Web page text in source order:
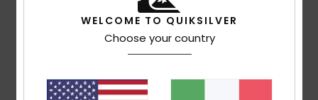
tereftalato (PET) riciclato
WELCOME TO QUIKSILVER
Choose your country